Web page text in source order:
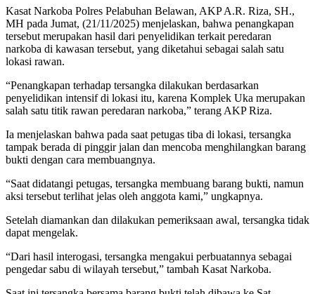
Kasat Narkoba Polres Pelabuhan Belawan, AKP A.R. Riza, SH.,
MH pada Jumat, (21/11/2025) menjelaskan, bahwa penangkapan
tersebut merupakan hasil dari penyelidikan terkait peredaran
narkoba di kawasan tersebut, yang diketahui sebagai salah satu
lokasi rawan.
“Penangkapan terhadap tersangka dilakukan berdasarkan
penyelidikan intensif di lokasi itu, karena Komplek Uka merupakan
salah satu titik rawan peredaran narkoba,” terang AKP Riza.
Ia menjelaskan bahwa pada saat petugas tiba di lokasi, tersangka
tampak berada di pinggir jalan dan mencoba menghilangkan barang
bukti dengan cara membuangnya.
“Saat didatangi petugas, tersangka membuang barang bukti, namun
aksi tersebut terlihat jelas oleh anggota kami,” ungkapnya.
Setelah diamankan dan dilakukan pemeriksaan awal, tersangka tidak
dapat mengelak.
“Dari hasil interogasi, tersangka mengakui perbuatannya sebagai
pengedar sabu di wilayah tersebut,” tambah Kasat Narkoba.